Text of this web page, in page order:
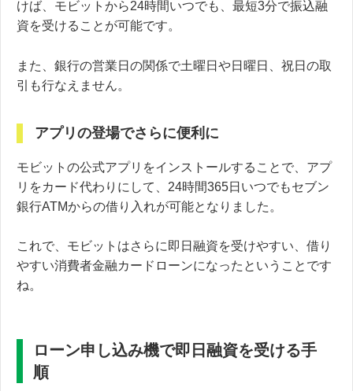
けば、モビットから24時間いつでも、最短3分で振込融
資を受けることが可能です。
また、銀行の営業日の関係で土曜日や日曜日、祝日の取
引も行なえません。
アプリの登場でさらに便利に
モビットの公式アプリをインストールすることで、アプ
リをカード代わりにして、24時間365日いつでもセブン
銀行ATMからの借り入れが可能となりました。
これで、モビットはさらに即日融資を受けやすい、借り
やすい消費者金融カードローンになったということです
ね。
ローン申し込み機で即日融資を受ける手
順